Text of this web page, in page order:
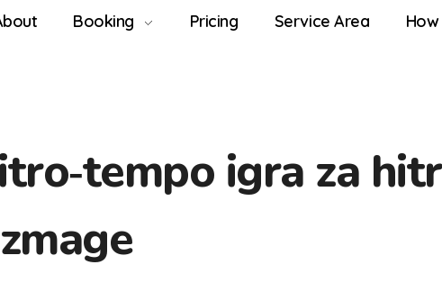
Booking Pricing Service Area
igra za
zmage